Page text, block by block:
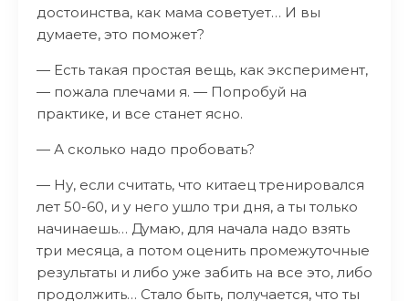
достоинства, как мама советует… И вы
думаете, это поможет?
— Есть такая простая вещь, как эксперимент,
— пожала плечами я. — Попробуй на
практике, и все станет ясно.
— А сколько надо пробовать?
— Ну, если считать, что китаец тренировался
лет 50-60, и у него ушло три дня, а ты только
начинаешь… Думаю, для начала надо взять
три месяца, а потом оценить промежуточные
результаты и либо уже забить на все это, либо
продолжить… Стало быть, получается, что ты